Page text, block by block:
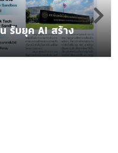
รับยุค AI สร้าง